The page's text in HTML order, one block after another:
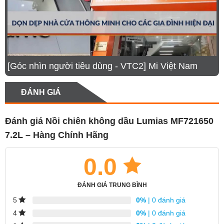
[Góc nhìn người tiêu dùng - VTC2] Mi Việt Nam
ĐÁNH GIÁ
Đánh giá Nồi chiên không dầu Lumias MF721650
7.2L – Hàng Chính Hãng
0.0
ĐÁNH GIÁ TRUNG BÌNH
5 0% | 0 đánh giá
4
0% | 0 đánh giá